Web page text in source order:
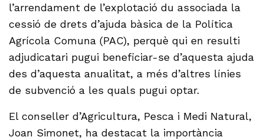
l’arrendament de l’explotació du associada la
cessió de drets d’ajuda bàsica de la Política
Agrícola Comuna (PAC), perquè qui en resulti
adjudicatari pugui beneficiar-se d’aquesta ajuda
des d’aquesta anualitat, a més d’altres línies
de subvenció a les quals pugui optar.
El conseller d’Agricultura, Pesca i Medi Natural,
Joan Simonet, ha destacat la importància